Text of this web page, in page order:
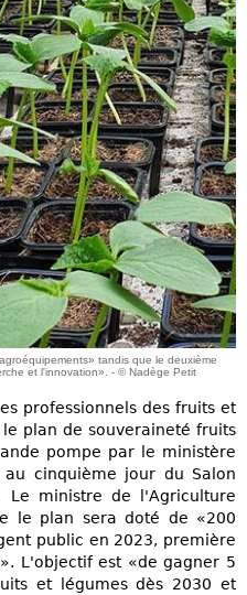
tandis que le deuxième
et l'innovation». - © Nadège Petit
professionnels des fruits et
plan de souveraineté fruits
pompe par le ministère
cinquième jour du Salon
Le ministre de l'Agriculture
le plan sera doté de «200
public en 2023, première
L'objectif est «de gagner 5
et légumes dès 2030 et